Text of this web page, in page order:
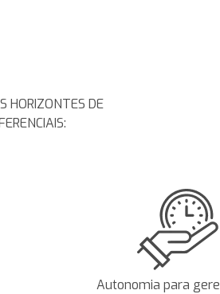
HORIZONTES DE
Autonomia para